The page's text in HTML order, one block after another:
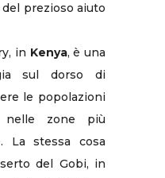
del prezioso aiuto
in Kenya, è una
sul dorso di
le popolazioni
nelle zone più
La stessa cosa
del Gobi, in